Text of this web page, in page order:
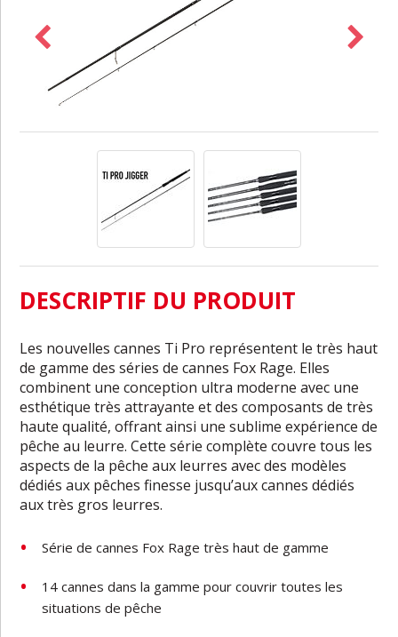
DESCRIPTIF DU PRODUIT
Les nouvelles cannes Ti Pro représentent le très haut
de gamme des séries de cannes Fox Rage. Elles
combinent une conception ultra moderne avec une
esthétique très attrayante et des composants de très
haute qualité, offrant ainsi une sublime expérience de
pêche au leurre. Cette série complète couvre tous les
aspects de la pêche aux leurres avec des modèles
dédiés aux pêches finesse jusqu’aux cannes dédiés
aux très gros leurres.
Série de cannes Fox Rage très haut de gamme
14 cannes dans la gamme pour couvrir toutes les
situations de pêche